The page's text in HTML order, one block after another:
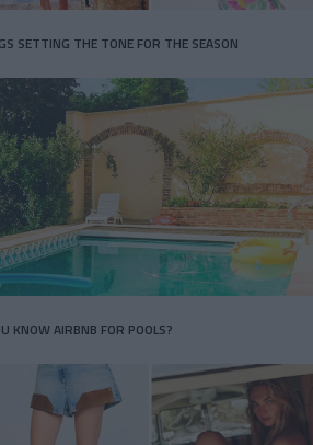
SETTING THE TONE FOR THE SEASON
KNOW AIRBNB FOR POOLS?